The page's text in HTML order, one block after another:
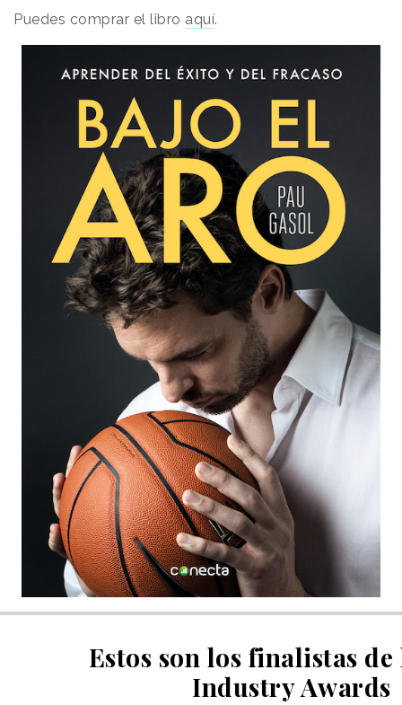
Puedes comprar el libro aquí.
Estos son los finalistas de
Industry Awards